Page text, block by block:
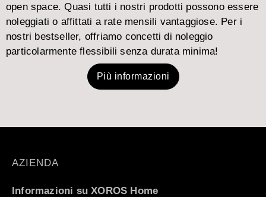
open space. Quasi tutti i nostri prodotti possono essere
noleggiati o affittati a rate mensili vantaggiose. Per i
nostri bestseller, offriamo concetti di noleggio
particolarmente flessibili senza durata minima!
Più informazioni
AZIENDA
Informazioni su XOROS Home